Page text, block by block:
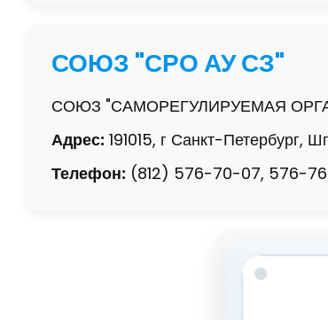
СОЮЗ "СРО АУ СЗ"
СОЮЗ "САМОРЕГУЛИРУЕМАЯ
Адрес: 191015, г Санкт-
Телефон: (812) 576-70-07, 576-